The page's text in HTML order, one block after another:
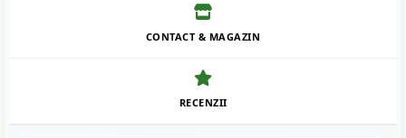
CONTACT & MAGAZIN
RECENZII